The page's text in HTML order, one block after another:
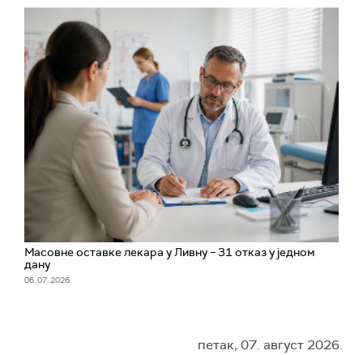
Масовне оставке лекара у Ливну – 31 отказ у једном
дану
06. 07. 2026.
петак, 07. август 2026.